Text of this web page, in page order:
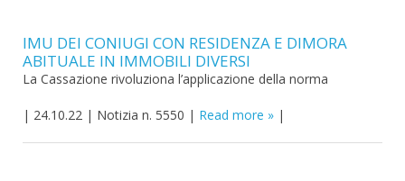
IMU DEI CONIUGI CON RESIDENZA E DIMORA
ABITUALE IN IMMOBILI DIVERSI
La Cassazione rivoluziona l’applicazione della norma
| 24.10.22 | Notizia n. 5550 | Read more |